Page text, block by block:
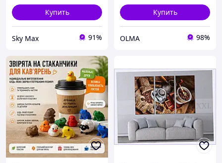
Купить
Sky Max 91%
подарок
Купить
OLMA 98%